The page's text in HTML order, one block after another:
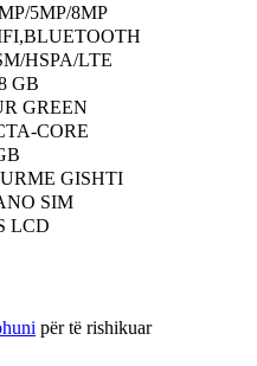
5MP/8MP
HSPA/LTE
GB
GREEN
CORE
GISHTI
SIM
LCD
për të rishikuar